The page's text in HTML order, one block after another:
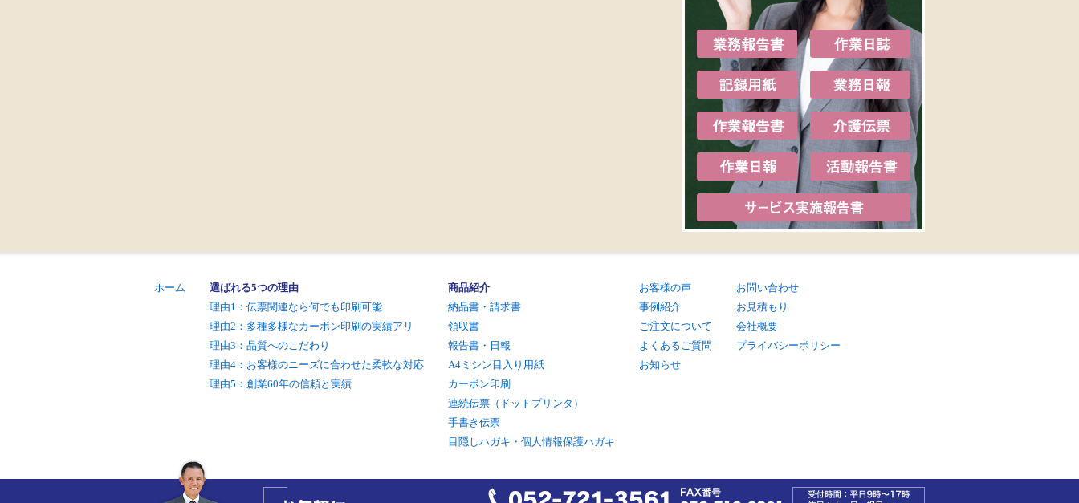
ホーム
選ばれる5つの理由
理由1：伝票関連なら何でも印刷可能
理由2：多種多様なカーボン印刷の実績アリ
理由3：品質へのこだわり
理由4：お客様のニーズに合わせた柔軟な対応
理由5：創業60年の信頼と実績
商品紹介
納品書・請求書
領収書
報告書・日報
A4ミシン目入り用紙
カーボン印刷
連続伝票（ドットプリンタ）
手書き伝票
目隠しハガキ・個人情報保護ハガキ
お客様の声
事例紹介
ご注文について
よくあるご質問
お知らせ
お問い合わせ
お見積もり
会社概要
プライバシーポリシー